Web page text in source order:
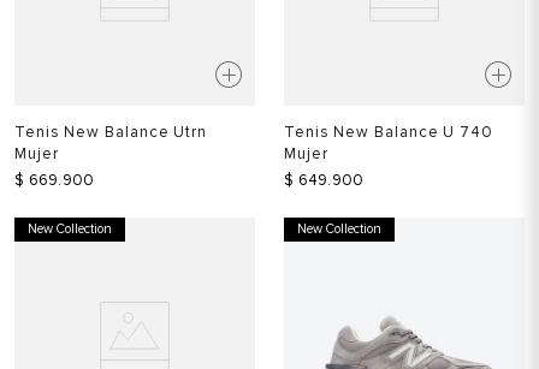
Tenis New Balance Utrn
Mujer
$ 669.900
Tenis New Balance U 740
Mujer
$ 649.900
New Collection New Collection